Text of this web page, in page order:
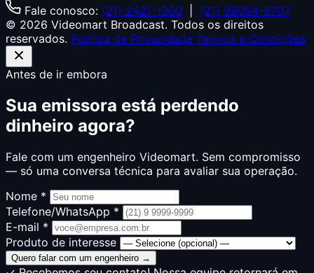
Fale conosco: (21) 2421-1300
(21) 98084-8707
© 2026 Videomart Broadcast. Todos os direitos
reservados. Política de Privacidade Termos e Condições
Antes de ir embora
Sua emissora está perdendo
dinheiro agora?
Fale com um engenheiro Videomart. Sem compromisso
— só uma conversa técnica para avaliar sua operação.
Nome *
Telefone/WhatsApp *
E-mail *
Produto de interesse
Quero falar com um engenheiro →